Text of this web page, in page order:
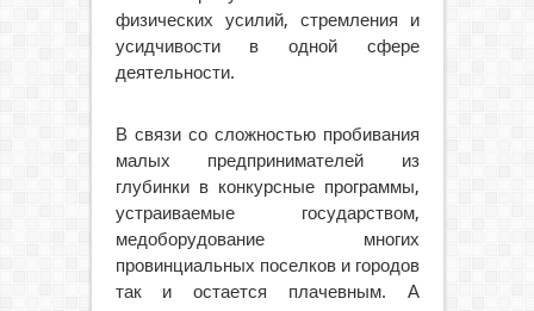
физических усилий, стремления и
усидчивости в одной сфере
деятельности.
В связи со сложностью пробивания
малых предпринимателей из
глубинки в конкурсные программы,
устраиваемые государством,
медоборудование многих
провинциальных поселков и городов
так и остается плачевным. А